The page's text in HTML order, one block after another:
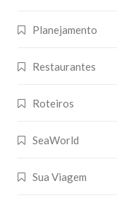
Planejamento
Restaurantes
Roteiros
SeaWorld
Sua Viagem